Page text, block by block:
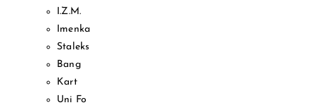
I.Z.M.
Imenka
Staleks
Bang
Kart
Uni Fo